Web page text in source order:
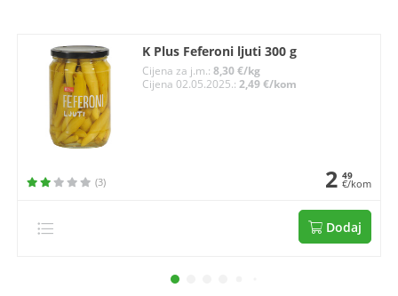
K Plus Feferoni ljuti 300 g
Cijena za j.m.:8,30 €/kg
Cijena 02.05.2025.:2,49 €/kom
(3) 2 49
€/kom
Dodaj